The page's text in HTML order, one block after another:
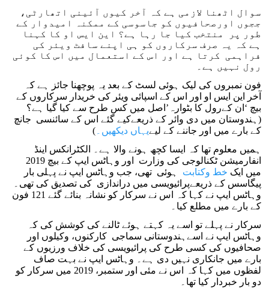
سوال اٹھنا لازمی ہے کہ آخر کیوں آئینی اتھارٹی،
ججوں اورصحافیوں کو جاسوسی کے ممکنہ امیدوار کے
طور پر منتخب کیا جا رہا ہے؟ این ایس او کا کہنا
ہے کہ یہ صرف سرکاروں کو ہی اپنے سافٹ ویئر کی
فراہمی کرتا ہے اور اس کے استعمال میں اس کا کوئی
رول نہیں ہے۔
فون نمبروں کی لیک ہوئی لسٹ کے بعد یہ پوچھنا جائز ہے کہ
آخر این ایس او اور اس کے اسپائی ویئر کی خریدار سرکاروں کے
بیچ ‘ان کےرول کا بٹوارہ’اصل میں کس طرح سے کیا گیا ہے؟
(ہندوستان میں دی وائر کے ذریعےکیے گئے اس کے سائنسی جانچ
کے بارے میں اور جاننے کے لیےیہاں دیکھیں۔)
ہمیں معلوم تھا کہ ایسا کچھ ہونے والا ہے۔ الکٹرانکس اینڈ
انفارمیشن ٹکنالوجی کی وزارت اور وہاٹس ایپ کے بیچ 2019
میں ایک خط وکتابت
ہوئی تھی، جب وہاٹس ایپ نے پہلی بار
پیگاسس کے ذریعےپرائیویسی میں دراندازی کی تصدیق کی تھی۔
وہاٹس ایپ نے کہا کہ اس نے سرکار کو نشانہ بنائے گئے 121 فون
کے بارے میں مطلع کیا۔
سرکار نے پہلے تو اسے یہ کہتے ہوئے ٹالنے کی کوشش کی کہ
وہاٹس ایپ نے اسےہندوستانی سماجی کارکنوں، وکیلوں اور
صحافیوں کی کسی طرح کی پرائیویسی کی خلاف ورزیوں کے
بارے میں جانکاری نہیں دی ہے۔ وہاٹس ایپ نے بہت صاف
لفظوں میں کہا کہ اس نے مئی اور ستمبر، 2019 میں سرکار کو
دو بار خبردار کیا تھا۔